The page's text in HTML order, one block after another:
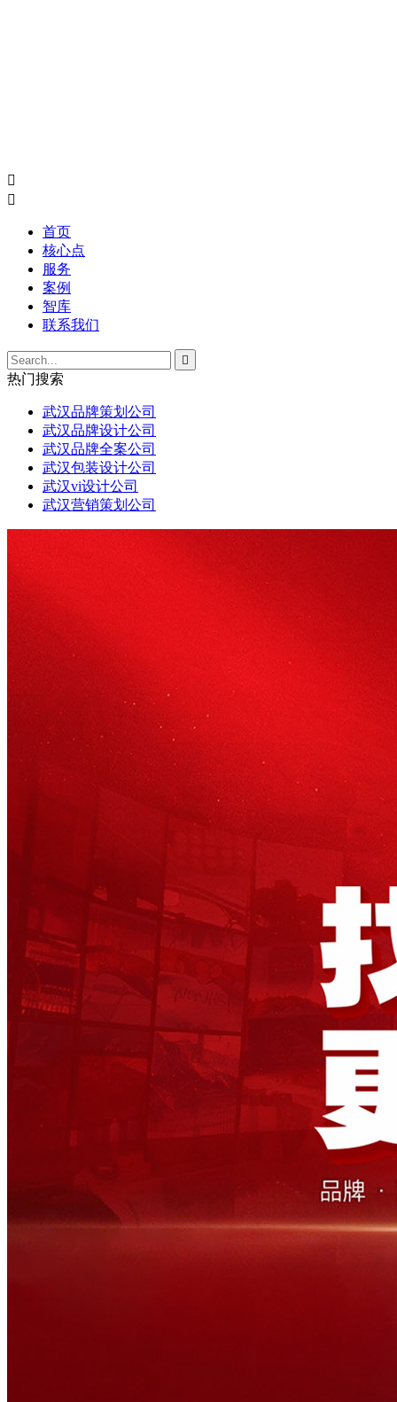


首页
核心点
服务
案例
智库
联系我们

热门搜索
武汉品牌策划公司
武汉品牌设计公司
武汉品牌全案公司
武汉包装设计公司
武汉vi设计公司
武汉营销策划公司